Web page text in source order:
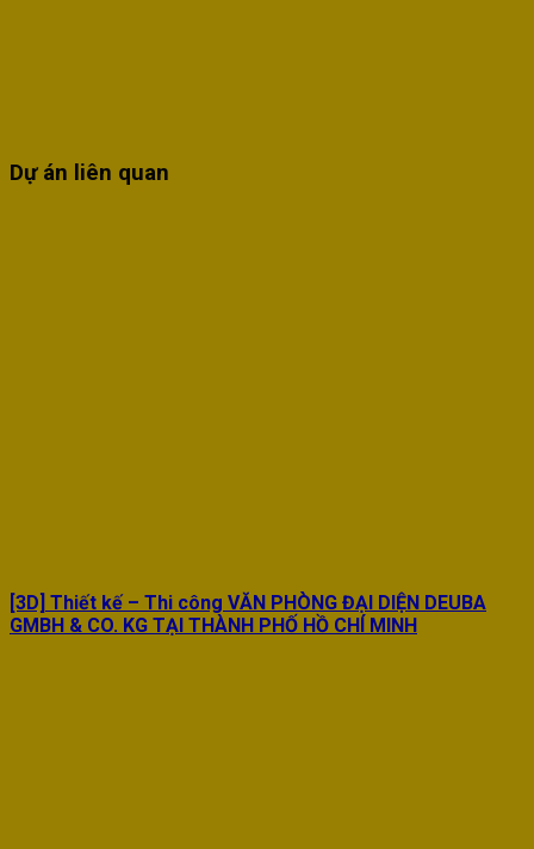
Dự án liên quan
[3D] Thiết kế – Thi công VĂN PHÒNG ĐẠI DIỆN DEUBA
GMBH & CO. KG TẠI THÀNH PHỐ HỒ CHÍ MINH